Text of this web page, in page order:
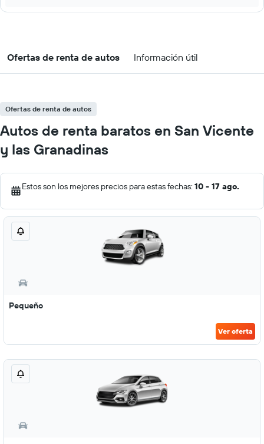
Ofertas de renta de autos Información útil
Ofertas de renta de autos
Autos de renta baratos en San Vicente
y las Granadinas
Estos son los mejores precios para estas fechas: 10 - 17 ago.
Pequeño
Ver oferta